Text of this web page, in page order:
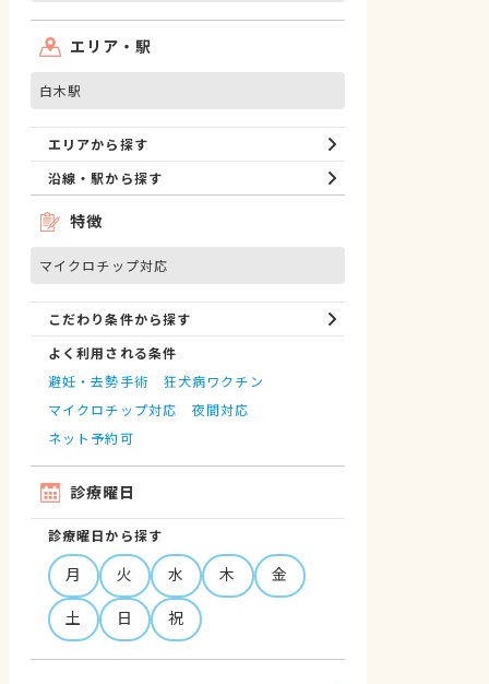
エリア・駅
白木駅
エリアから探す
沿線・駅から探す
特徴
マイクロチップ対応
こだわり条件から探す
よく利用される条件
避妊・去勢手術
狂犬病ワクチン
マイクロチップ対応
夜間対応
ネット予約可
診療曜日
診療曜日から探す
月 火 水 木
金
土
日 祝